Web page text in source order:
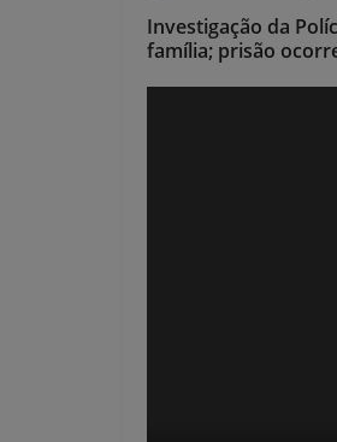
Investigação da
família; prisão